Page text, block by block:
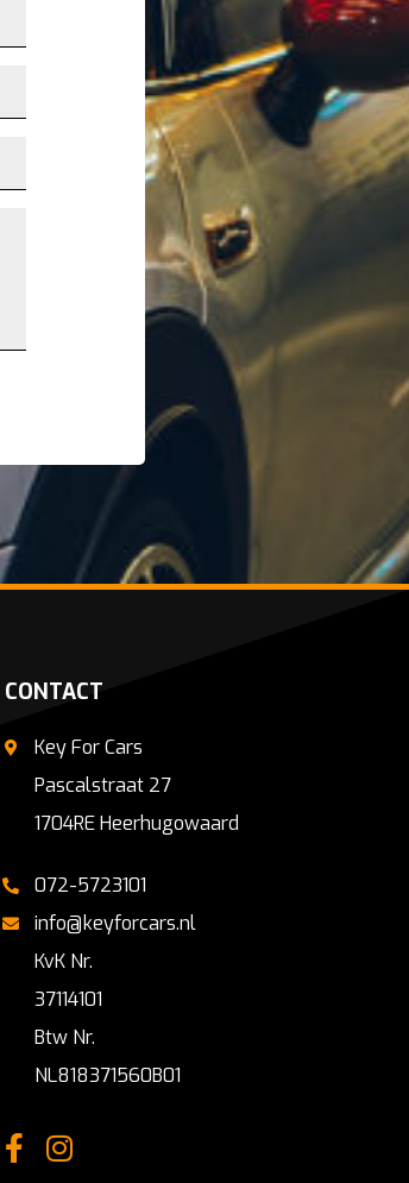
CONTACT
Key For Cars
Pascalstraat 27
1704RE Heerhugowaard
072-5723101
info@keyforcars.nl
KvK Nr.
37114101
Btw Nr.
NL818371560B01